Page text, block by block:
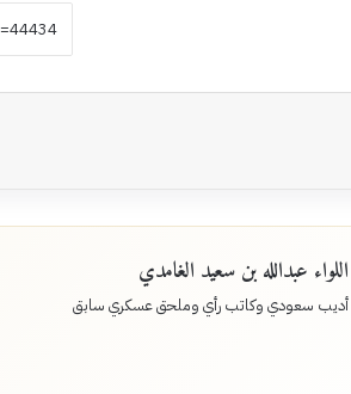
اللواء عبدالله بن سعيد الغامدي
أديب سعودي وكاتب رأي وملحق عسكري سابق